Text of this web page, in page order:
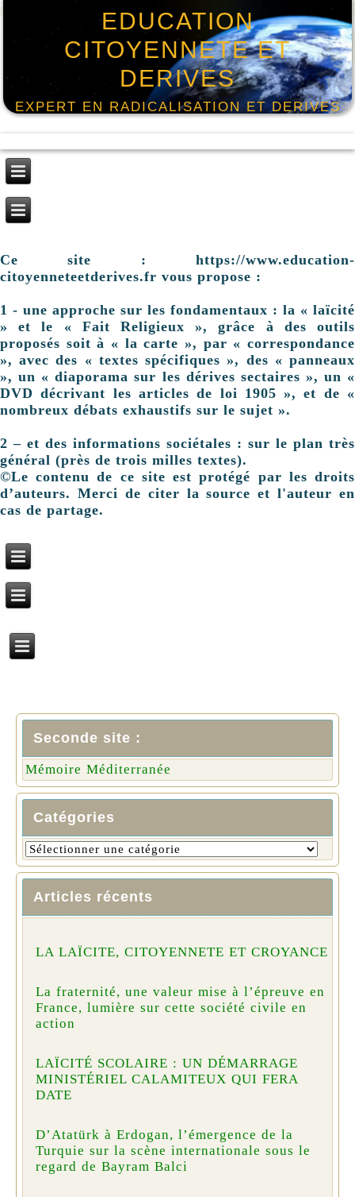
EDUCATION
CITOYENNETE ET
DERIVES
EXPERT EN RADICALISATION ET DERIVES
Ce site : https://www.education-
citoyenneteetderives.fr vous propose :
1 - une approche sur les fondamentaux : la « laïcité
» et le « Fait Religieux », grâce à des outils
proposés soit à « la carte », par « correspondance
», avec des « textes spécifiques », des « panneaux
», un « diaporama sur les dérives sectaires », un «
DVD décrivant les articles de loi 1905 », et de «
nombreux débats exhaustifs sur le sujet ».
2 – et des informations sociétales : sur le plan très
général (près de trois milles textes).
©Le contenu de ce site est protégé par les droits
d’auteurs. Merci de citer la source et l'auteur en
cas de partage.
Seconde site :
Mémoire Méditerranée
Catégories
Articles récents
LA LAÏCITE, CITOYENNETE ET CROYANCE
La fraternité, une valeur mise à l’épreuve en
France, lumière sur cette société civile en
action
LAÏCITÉ SCOLAIRE : UN DÉMARRAGE
MINISTÉRIEL CALAMITEUX QUI FERA
DATE
D’Atatürk à Erdogan, l’émergence de la
Turquie sur la scène internationale sous le
regard de Bayram Balci